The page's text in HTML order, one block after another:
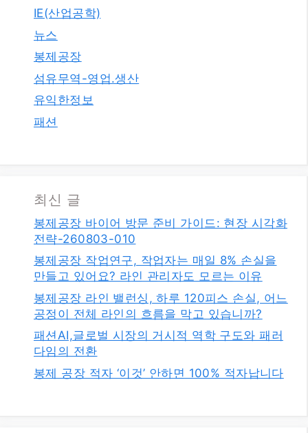
IE(산업공학)
뉴스
봉제공장
섬유무역-영업.생산
유익한정보
패션
최신 글
봉제공장 바이어 방문 준비 가이드: 현장 시각화
전략-260803-010
봉제공장 작업연구, 작업자는 매일 8% 손실을
만들고 있어요? 라인 관리자도 모르는 이유
봉제공장 라인 밸런싱, 하루 120피스 손실, 어느
공정이 전체 라인의 흐름을 막고 있습니까?
패션AI,글로벌 시장의 거시적 역학 구도와 패러
다임의 전환
봉제 공장 적자 ‘이것’ 안하면 100% 적자납니다